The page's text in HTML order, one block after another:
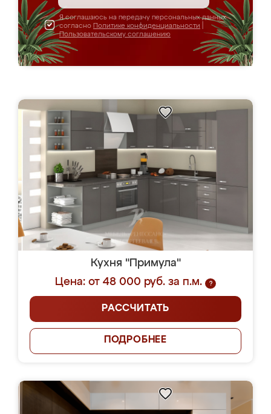
Я соглашаюсь на передачу персональных данных
согласно Политике конфиденциальности
Пользовательскому соглашению
Кухня "Примула"
Цена: от 48 000 руб. за п.м.
?
РАССЧИТАТЬ
ПОДРОБНЕЕ